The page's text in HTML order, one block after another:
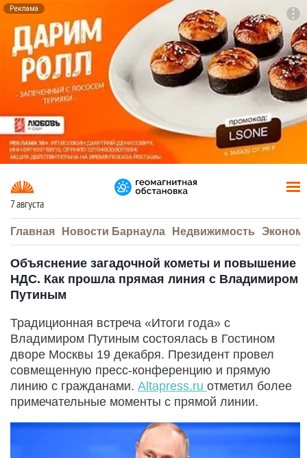
Реклама
7 августа
Главная Новости Барнаула Недвижимость
Объяснение загадочной кометы и повышение
НДС. Как прошла прямая линия с Владимиром
Путиным
Традиционная встреча «Итоги года» с
Владимиром Путиным состоялась в Гостином
дворе Москвы 19 декабря. Президент провел
совмещенную пресс‑конференцию и прямую
линию с гражданами. Altapress.ru отметил более
примечательные моменты с прямой линии.